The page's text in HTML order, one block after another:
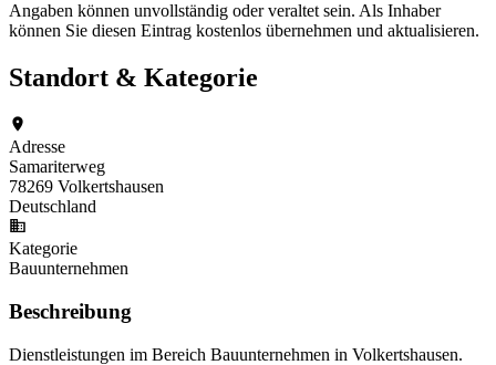
Angaben können unvollständig oder veraltet sein. Als Inhaber
können Sie diesen Eintrag kostenlos übernehmen und aktualisieren.
Standort & Kategorie
Adresse
Samariterweg
78269 Volkertshausen
Deutschland
Kategorie
Bauunternehmen
Beschreibung
Dienstleistungen im Bereich Bauunternehmen in Volkertshausen.